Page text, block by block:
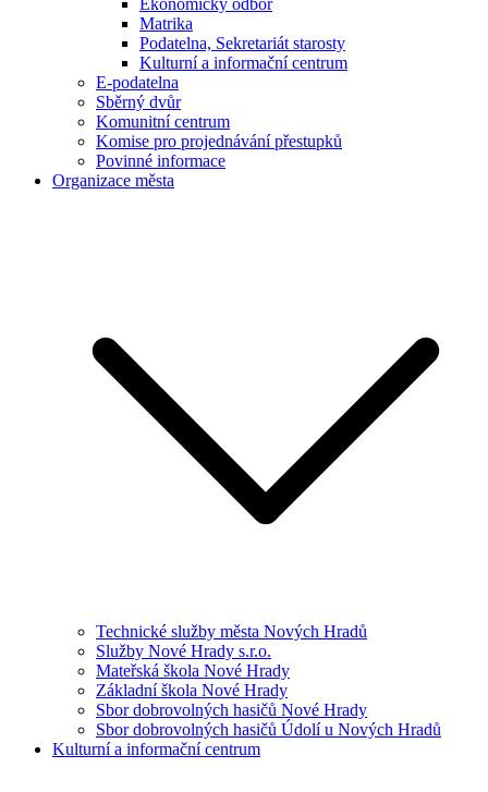
Ekonomický odbor
Matrika
Podatelna, Sekretariát starosty
Kulturní a informační centrum
E-podatelna
Sběrný dvůr
Komunitní centrum
Komise pro projednávání přestupků
Povinné informace
Organizace města
Technické služby města Nových Hradů
Služby Nové Hrady s.r.o.
Mateřská škola Nové Hrady
Základní škola Nové Hrady
Sbor dobrovolných hasičů Nové Hrady
Sbor dobrovolných hasičů Údolí u Nových Hradů
Kulturní a informační centrum